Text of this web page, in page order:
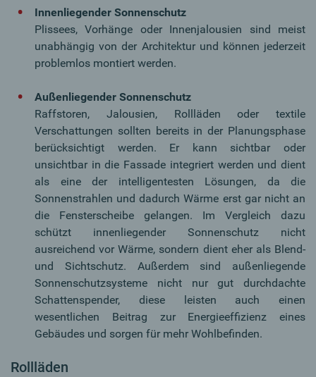
Innenliegender Sonnenschutz
Plissees, Vorhänge oder Innenjalousien sind meist
unabhängig von der Architektur und können jederzeit
problemlos montiert werden.
Außenliegender Sonnenschutz
Raffstoren, Jalousien, Rollläden oder textile
Verschattungen sollten bereits in der Planungsphase
berücksichtigt werden. Er kann sichtbar oder
unsichtbar in die Fassade integriert werden und dient
als eine der intelligentesten Lösungen, da die
Sonnenstrahlen und dadurch Wärme erst gar nicht an
die Fensterscheibe gelangen. Im Vergleich dazu
schützt innenliegender Sonnenschutz nicht
ausreichend vor Wärme, sondern dient eher als Blend-
und Sichtschutz. Außerdem sind außenliegende
Sonnenschutzsysteme nicht nur gut durchdachte
Schattenspender, diese leisten auch einen
wesentlichen Beitrag zur Energieeffizienz eines
Gebäudes und sorgen für mehr Wohlbefinden.
Rollläden